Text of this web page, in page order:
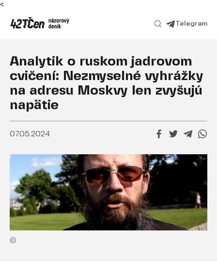
<
Telegram
Analytik o ruskom jadrovom
cvičení: Nezmyselné vyhrážky
na adresu Moskvy len zvyšujú
napätie
07.05.2024
©